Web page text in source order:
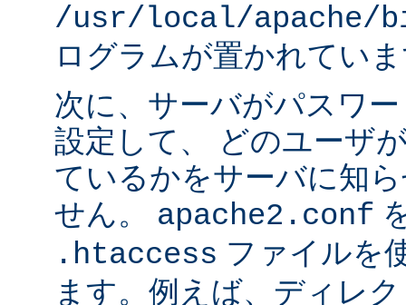
/usr/local/apache/
ログラムが置かれてい
次に、サーバがパスワ
設定して、 どのユーザ
ているかをサーバに知
せん。 apache2.conf
.htaccess ファイルを
ます。例えば、ディレ